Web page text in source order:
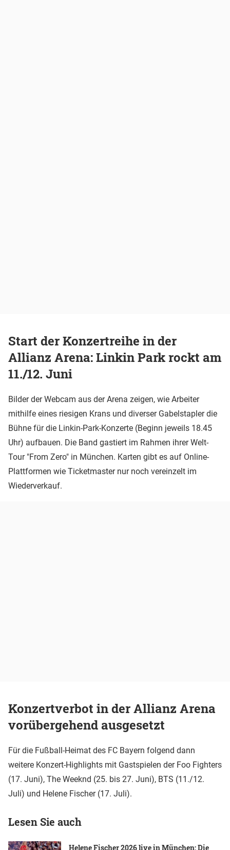
Start der Konzertreihe in der
Allianz Arena: Linkin Park rockt am
11./12. Juni
Bilder der Webcam aus der Arena zeigen, wie Arbeiter
mithilfe eines riesigen Krans und diverser Gabelstapler die
Bühne für die Linkin-Park-Konzerte (Beginn jeweils 18.45
Uhr) aufbauen. Die Band gastiert im Rahmen ihrer Welt-
Tour "From Zero" in München. Karten gibt es auf Online-
Plattformen wie Ticketmaster nur noch vereinzelt im
Wiederverkauf.
Konzertverbot in der Allianz Arena
vorübergehend ausgesetzt
Für die Fußball-Heimat des FC Bayern folgend dann
weitere Konzert-Highlights mit Gastspielen der Foo Fighters
(17. Juni), The Weeknd (25. bis 27. Juni), BTS (11./12.
Juli) und Helene Fischer (17. Juli).
Lesen Sie auch
Helene Fischer 2026 live in München: Die